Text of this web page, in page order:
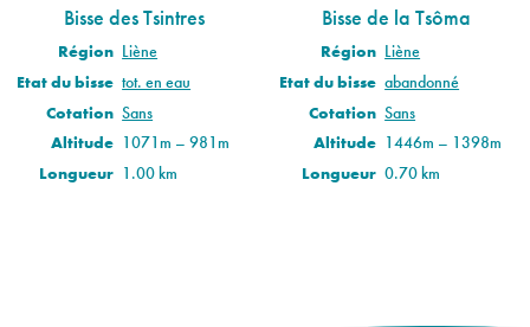
Bisse des Tsintres
Région Liène
Etat du bisse tot. en eau
Cotation Sans
Altitude 1071m – 981m
Longueur 1.00 km
Bisse de la Tsôma
Région Liène
Etat du bisse abandonné
Cotation Sans
Altitude 1446m – 1398m
Longueur 0.70 km